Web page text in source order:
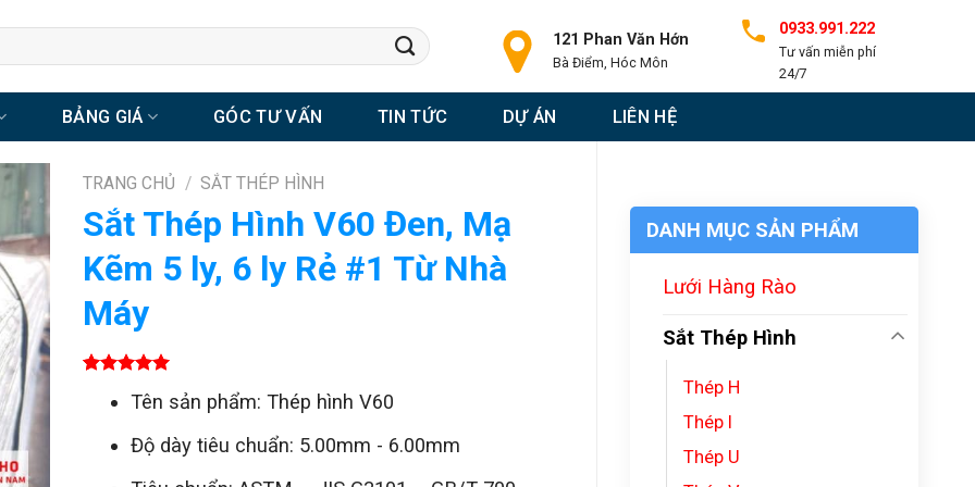
121 Phan Văn Hớn
Bà Điểm, Hóc Môn
0933.991.222
Tư vấn miễn phí
24/7
BẢNG GIÁ GÓC TƯ VẤN TIN TỨC DỰ ÁN LIÊN HỆ
DANH MỤC SẢN PHẨM
Lưới Hàng Rào
Sắt Thép Hình
Thép H
Thép I
Thép U
TRANG CHỦ / SẮT THÉP HÌNH
Sắt Thép Hình V60 Đen, Mạ
Kẽm 5 ly, 6 ly Rẻ #1 Từ Nhà
Máy
dựa trênTên sản phẩm: Thép hình V60
Độ dày tiêu chuẩn: 5.00mm - 6.00mm